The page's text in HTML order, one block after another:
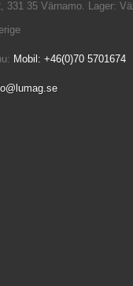
331 35 Värnamo. Lager:
Mobil: +46(0)70 5701674